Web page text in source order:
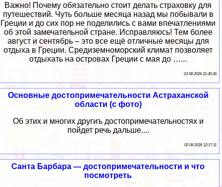
Важно! Почему обязательно стоит делать страховку для
путешествий. Чуть больше месяца назад мы побывали в
Греции и до сих пор не поделились с вами впечатлениями
об этой замечательной стране. Исправляюсь! Тем более
август и сентябрь – это все ещё отличные месяцы для
отдыха в Греции. Средиземноморский климат позволяет
отдыхать на островах Греции с мая до …...
03 08 2026 21:30:36
Основные достопримечательности Астраханской
области (с фото)
Об этих и многих другиъ достопримечательностях и
пойдет речь дальше....
02 08 2026 12:17:11
Санта Барбара — достопримечательности и что
посмотреть